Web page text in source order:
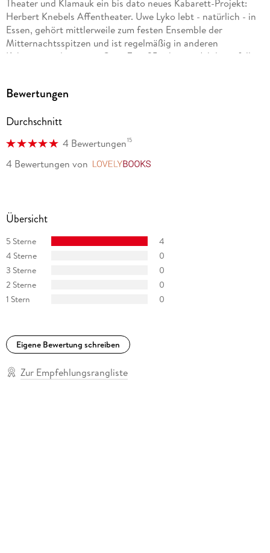
Theater und Klamauk ein bis dato neues Kabarett-Projekt:
Herbert Knebels Affentheater. Uwe Lyko lebt - natürlich - in
Essen, gehört mittlerweile zum festen Ensemble der
Mitternachtsspitzen und ist regelmäßig in anderen
Kabarettsendungen zu Gast. Zum 25-jährigen Jubiläum füllte
Rentnern zudem die «Große Herbert-Knebel-Nacht».
Bewertungen
Durchschnitt
4 Bewertungen15
4 Bewertungen von
Übersicht
5 Sterne
4
4 Sterne
0
3 Sterne
0
2 Sterne
0
1 Stern
0
Eigene Bewertung schreiben
Zur Empfehlungsrangliste